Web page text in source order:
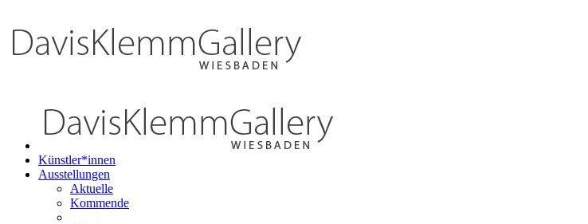
Künstler*innen
Ausstellungen
Aktuelle
Kommende